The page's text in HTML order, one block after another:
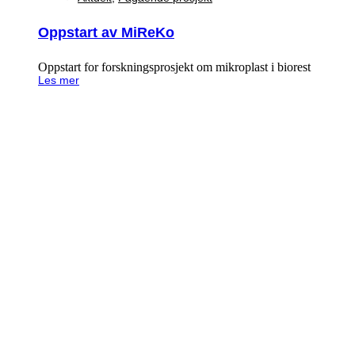
Oppstart av MiReKo
Oppstart for forskningsprosjekt om mikroplast i biorest
Les mer